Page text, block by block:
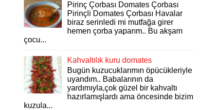
Pirinç Çorbası Domates Çorbası
Pirinçli Domates Çorbası Havalar
biraz serinledi mi mutfağa girer
hemen çorba yaparım.. Bu akşam
çocu...
Kahvaltılık kuru domates
Bugün kuzucuklarımın öpücükleriyle
uyandım.. Babalarının da
yardımıyla,çok güzel bir kahvaltı
hazırlamışlardı ama öncesinde bizim
kuzula...